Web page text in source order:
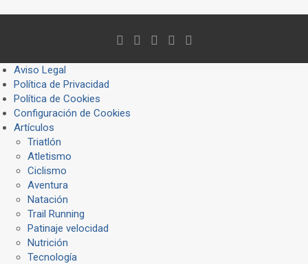
Aviso Legal
Política de Privacidad
Política de Cookies
Configuración de Cookies
Artículos
Triatlón
Atletismo
Ciclismo
Aventura
Natación
Trail Running
Patinaje velocidad
Nutrición
Tecnología